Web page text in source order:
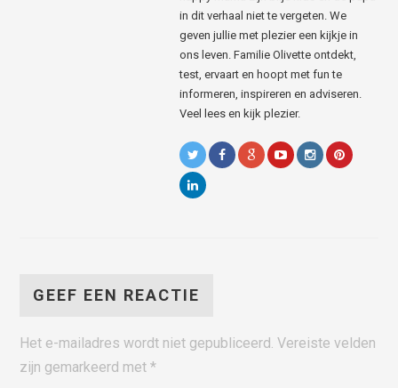
in dit verhaal niet te vergeten. We
geven jullie met plezier een kijkje in
ons leven. Familie Olivette ontdekt,
test, ervaart en hoopt met fun te
informeren, inspireren en adviseren.
Veel lees en kijk plezier.
GEEF EEN REACTIE
Het e-mailadres wordt niet gepubliceerd. Vereiste velden
zijn gemarkeerd met*